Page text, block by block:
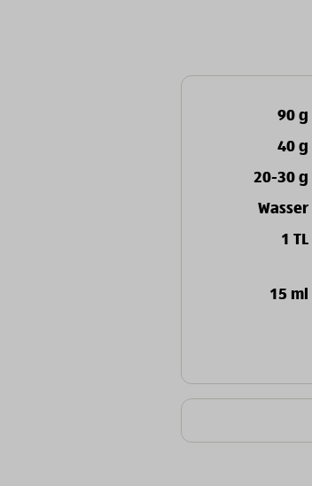
90 g
40 g
20-30 g
Wasser
1 TL
15 ml